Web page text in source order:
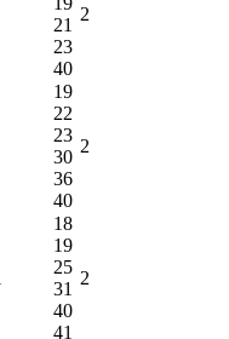
21
23
40
2
19
22
23
30
36
40
2
18
19
25
31
40
41
2